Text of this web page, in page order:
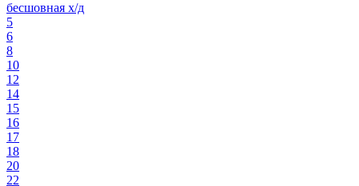
бесшовная х/д
5
6
8
10
12
14
15
16
17
18
20
22